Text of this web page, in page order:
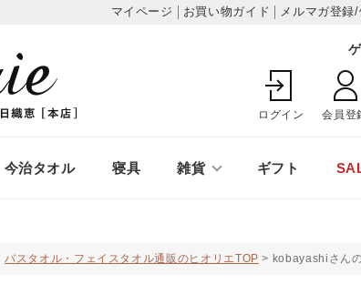
マイページ お買い物ガイド メルマガ登録/
ログイン 会員登
今治タオル 寝具 雑貨 ギフト
バスタオル・フェイスタオル通販のヒオリエTOP kobayashiさん